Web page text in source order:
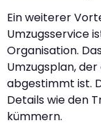
Ein weiterer
Umzugsservice
Organisation.
Umzugsplan,
abgestimmt ist.
Details wie den
kümmern.